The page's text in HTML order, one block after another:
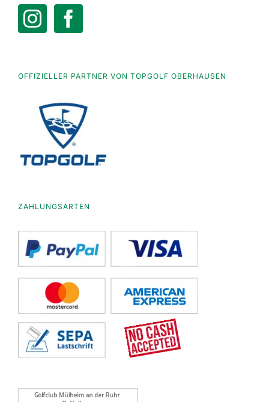
OFFIZIELLER PARTNER VON TOPGOLF OBERHAUSEN
ZAHLUNGSARTEN